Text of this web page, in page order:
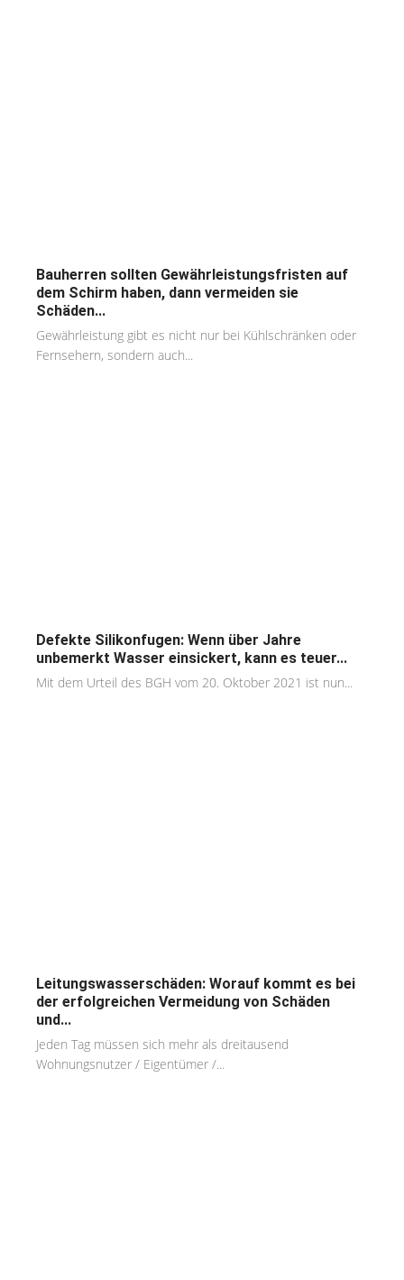
Bauherren sollten Gewährleistungsfristen auf
dem Schirm haben, dann vermeiden sie
Schäden...
Gewährleistung gibt es nicht nur bei Kühlschränken oder
Fernsehern, sondern auch...
Defekte Silikonfugen: Wenn über Jahre
unbemerkt Wasser einsickert, kann es teuer...
Mit dem Urteil des BGH vom 20. Oktober 2021 ist nun...
Leitungswasserschäden: Worauf kommt es bei
der erfolgreichen Vermeidung von Schäden
und...
Jeden Tag müssen sich mehr als dreitausend
Wohnungsnutzer / Eigentümer /...